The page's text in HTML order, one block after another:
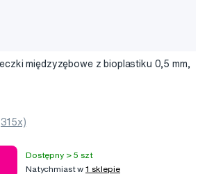
międzyzębowe z bioplastiku 0,5 mm,
Dostępny > 5 szt
Natychmiast w1 sklepie